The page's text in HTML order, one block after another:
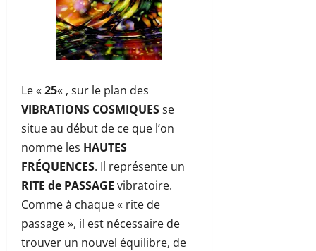
Le «25« , sur le plan des
VIBRATIONS COSMIQUESse
situe au début de ce que l’on
nomme les HAUTES
FRÉQUENCES. Il représente un
RITE de PASSAGE vibratoire.
Comme à chaque « rite de
passage », il est nécessaire de
trouver un nouvel équilibre, de